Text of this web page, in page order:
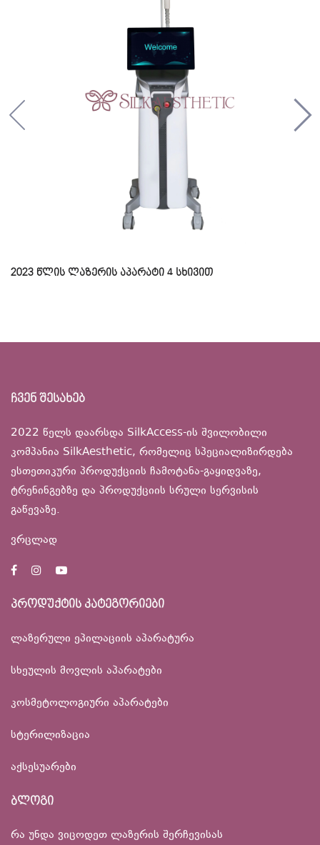
2023 წლის ლაზერის აპარატი 4 სხივით
ჩვენ შესახებ
2022 წელს დაარსდა SilkAccess-ის შვილობილი
კომპანია SilkAesthetic, რომელიც სპეციალიზირდება
ესთეთიკური პროდუქციის ჩამოტანა-გაყიდვაზე,
ტრენინგებზე და პროდუქციის სრული სერვისის
გაწევაზე.
ვრცლად
პროდუქტის კატეგორიები
ლაზერული ეპილაციის აპარატურა
სხეულის მოვლის აპარატები
კოსმეტოლოგიური აპარატები
სტერილიზაცია
აქსესუარები
ბლოგი
რა უნდა ვიცოდეთ ლაზერის შერჩევისას